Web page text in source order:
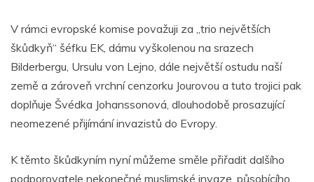
V rámci evropské komise považuji za „trio největších
škůdkyň“ šéfku EK, dámu vyškolenou na srazech
Bilderbergu, Ursulu von Lejno, dále největší ostudu naší
země a zároveň vrchní cenzorku Jourovou a tuto trojici pak
doplňuje Švédka Johanssonová, dlouhodobě prosazující
neomezené přijímání invazistů do Evropy.
K těmto škůdkyním nyní můžeme směle přiřadit dalšího
podporovatele nekonečné muslimské invaze, působícího